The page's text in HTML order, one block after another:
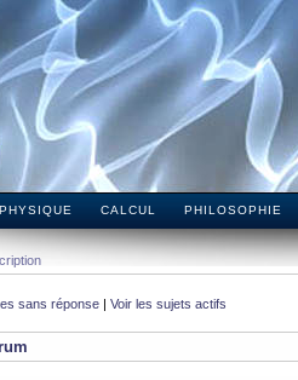
PHYSIQUE CALCUL PHILOSOPHIE
sans réponse | Voir les sujets actifs